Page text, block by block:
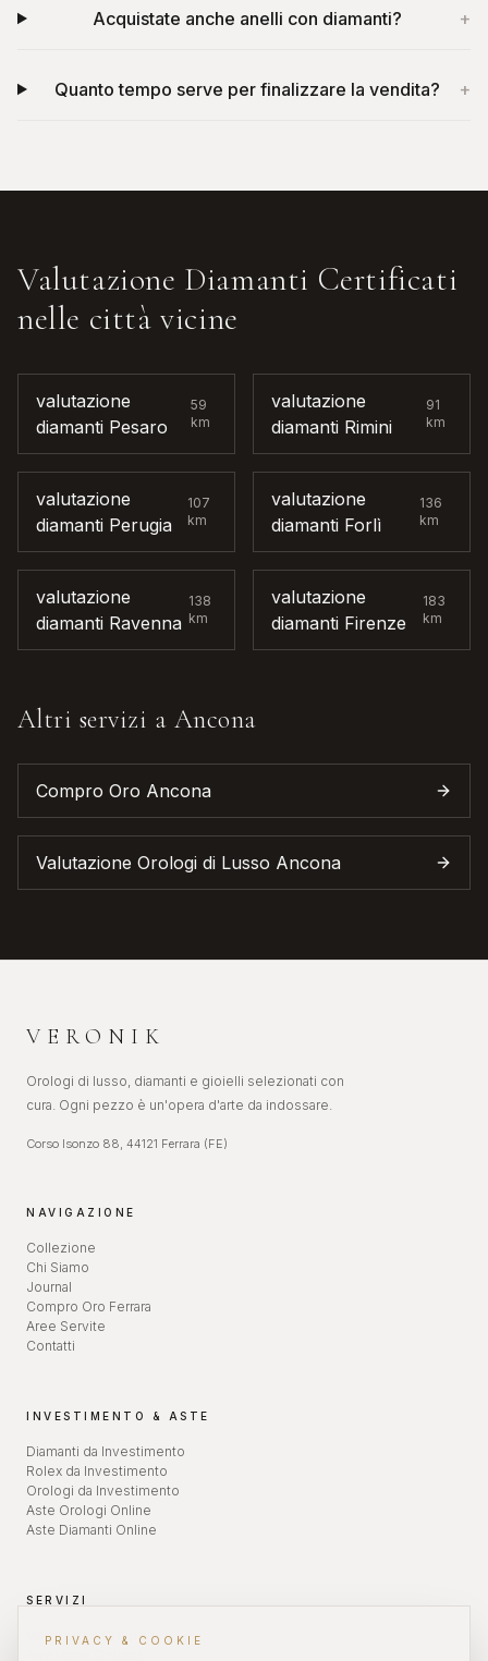
PRIVACY & COOKIE
Acquistate anche anelli con diamanti? +
Quanto tempo serve per finalizzare la vendita? +
Valutazione Diamanti Certificati
nelle città vicine
valutazione
diamanti Pesaro
59
km
valutazione
diamanti Rimini
91
km
valutazione
diamanti Perugia
107
km
valutazione
diamanti Forlì
136
km
valutazione
diamanti Ravenna
138
km
valutazione
diamanti Firenze
183
km
Altri servizi a Ancona
Compro Oro Ancona
Valutazione Orologi di Lusso Ancona
VERONIK
Orologi di lusso, diamanti e gioielli selezionati con
cura. Ogni pezzo è un'opera d'arte da indossare.
Corso Isonzo 88, 44121 Ferrara (FE)
NAVIGAZIONE
Collezione
Chi Siamo
Journal
Compro Oro Ferrara
Aree Servite
Contatti
INVESTIMENTO & ASTE
Diamanti da Investimento
Rolex da Investimento
Orologi da Investimento
Aste Orologi Online
Aste Diamanti Online
SERVIZI
Valutazione Orologi